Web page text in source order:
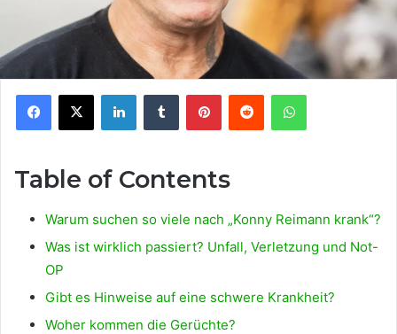
Facebook
X LinkedInTumblr PinterestReddit WhatsApp
Table of Contents
Warum suchen so viele nach „Konny Reimann krank“?
Was ist wirklich passiert? Unfall, Verletzung und Not-
OP
Gibt es Hinweise auf eine schwere Krankheit?
Woher kommen die Gerüchte?